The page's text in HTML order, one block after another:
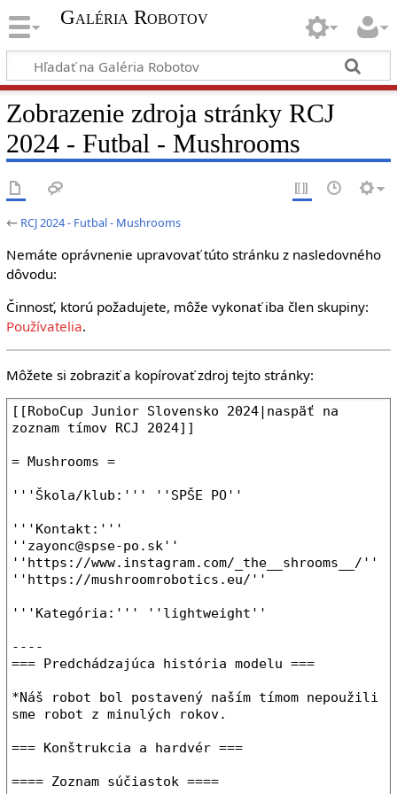
Galéria Robotov
Zobrazenie zdroja stránky RCJ
2024 - Futbal - Mushrooms
← RCJ 2024 - Futbal - Mushrooms
Nemáte oprávnenie upravovať túto stránku z nasledovného
dôvodu:
Činnosť, ktorú požadujete, môže vykonať iba člen skupiny:
Používatelia.
Môžete si zobraziť a kopírovať zdroj tejto stránky: